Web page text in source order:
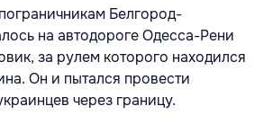
Белгород-
на автодороге Одесса-Рени
за рулем которого находился
Он и пытался провести
через границу.